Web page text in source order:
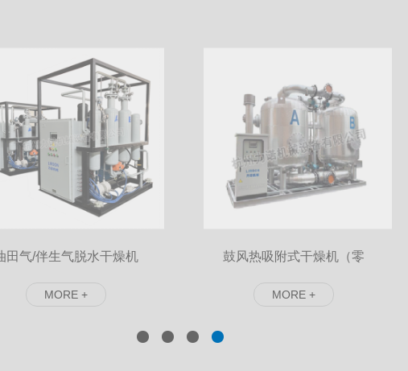
集装箱式脱水设备
了解详情
田气/伴生气脱水干燥机
MORE +
鼓风热吸附式干燥机（零
MORE +